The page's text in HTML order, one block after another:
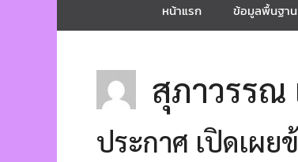
หน้าแรก ข้อมูลพื้นฐาน
สุภาวรรณ
ประกาศ เปิดเผย